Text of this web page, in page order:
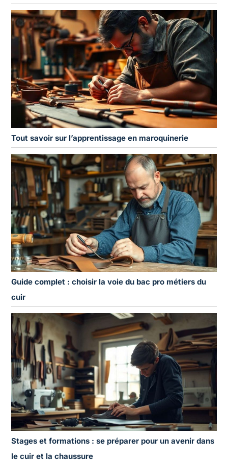
Tout savoir sur l’apprentissage en maroquinerie
Guide complet : choisir la voie du bac pro métiers du
cuir
Stages et formations : se préparer pour un avenir dans
le cuir et la chaussure